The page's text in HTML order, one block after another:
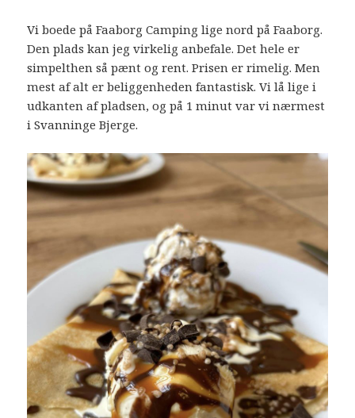
Vi boede på Faaborg Camping lige nord på Faaborg.
Den plads kan jeg virkelig anbefale. Det hele er
simpelthen så pænt og rent. Prisen er rimelig. Men
mest af alt er beliggenheden fantastisk. Vi lå lige i
udkanten af pladsen, og på 1 minut var vi nærmest
i Svanninge Bjerge.